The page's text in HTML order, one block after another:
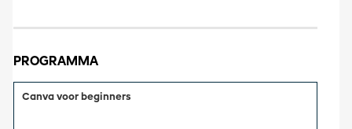
PROGRAMMA
Canva voor beginners